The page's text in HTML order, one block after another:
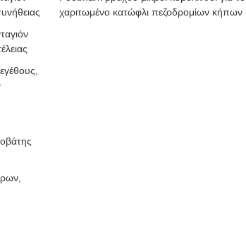
χαριτωμένο κατώφλι πεζοδρομίων κήπων